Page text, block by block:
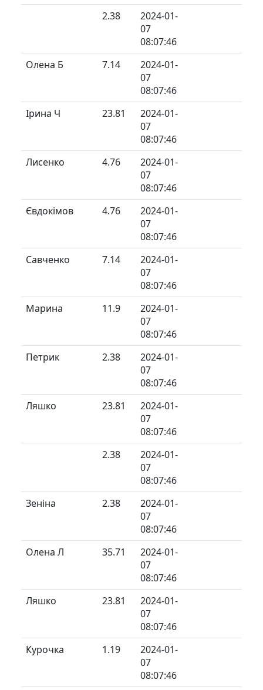
2.38
2024-01-
07
08:07:46
Олена Б
7.14
2024-01-
07
08:07:46
Ірина Ч
23.81
2024-01-
07
08:07:46
Лисенко
4.76
2024-01-
07
08:07:46
Євдокімов
4.76
2024-01-
07
08:07:46
Савченко
7.14
2024-01-
07
08:07:46
Марина
11.9
2024-01-
07
08:07:46
Петрик
2.38
2024-01-
07
08:07:46
Ляшко
23.81
2024-01-
07
08:07:46
2.38
2024-01-
07
08:07:46
Зеніна
2.38
2024-01-
07
08:07:46
Олена Л
35.71
2024-01-
07
08:07:46
Ляшко
23.81
2024-01-
07
08:07:46
Курочка
1.19
2024-01-
07
08:07:46